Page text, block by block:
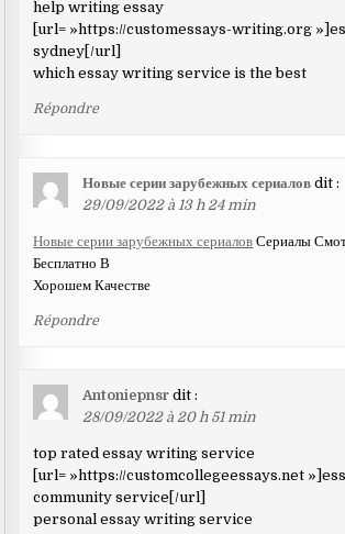
help writing essay
[url= »https://customessays-writing.org
sydney[/url]
which essay writing service is the best
Répondre
Новые серии зарубежных сериалов dit :
29/09/2022 à 13 h 24 min
Новые серии зарубежных сериалов Сериалы
Бесплатно В
Хорошем Качестве
Répondre
Antoniepnsr dit :
28/09/2022 à 20 h 51 min
top rated essay writing service
[url= »https://customcollegeessays.net
community service[/url]
personal essay writing service